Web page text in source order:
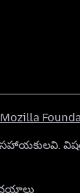
Mozilla
సహాయకులవి.